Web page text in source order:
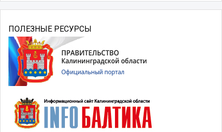
ПОЛЕЗНЫЕ РЕСУРСЫ